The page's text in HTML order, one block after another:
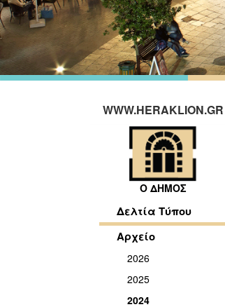
WWW.HERAKLION.GR
Ο ΔΗΜΟΣ
Δελτία Τύπου
Αρχείο
2026
2025
2024